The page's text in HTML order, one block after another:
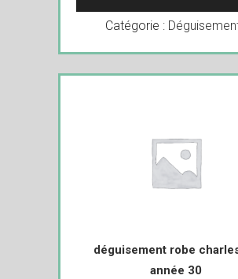
Catégorie :
déguisement robe
année 30